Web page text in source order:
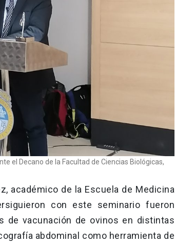
el Decano de la Facultad de Ciencias Biológicas,
académico de la Escuela de Medicina
con este seminario fueron
de vacunación de ovinos en distintas
abdominal como herramienta de